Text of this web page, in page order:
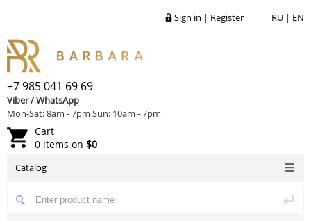
RU | EN
Sign in | Register
+7 985 041 69 69
Viber / WhatsApp
Mon-Sat: 8am - 7pm Sun: 10am - 7pm
Cart
0 items on $0
Catalog